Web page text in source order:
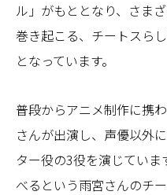
ル」がもととなり、さま
巻き起こる、チートスら
となっています。
普段からアニメ制作に携
さんが出演し、声優以外
ター役の3役を演じてい
べるという雨宮さんのチ